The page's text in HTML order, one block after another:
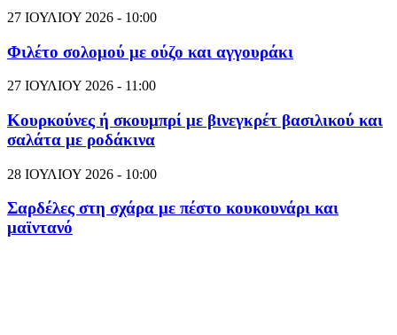
27 ΙΟΥΛΙΟΥ 2026 - 10:00
Φιλέτο σολομού με ούζο και αγγουράκι
27 ΙΟΥΛΙΟΥ 2026 - 11:00
Κουρκούνες ή σκουμπρί με βινεγκρέτ βασιλικού και
σαλάτα με ροδάκινα
28 ΙΟΥΛΙΟΥ 2026 - 10:00
Σαρδέλες στη σχάρα με πέστο κουκουνάρι και
μαϊντανό